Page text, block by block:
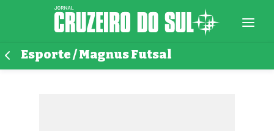
Esporte / Magnus Futsal